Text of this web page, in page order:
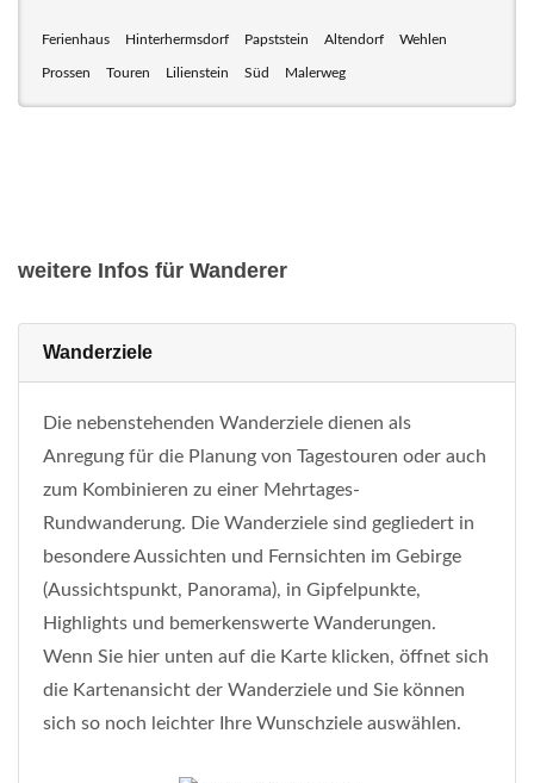
Ferienhaus Hinterhermsdorf Papststein Altendorf Wehlen
Prossen Touren Lilienstein Süd Malerweg
weitere Infos für Wanderer
Wanderziele
Die nebenstehenden Wanderziele dienen als
Anregung für die Planung von Tagestouren oder auch
zum Kombinieren zu einer Mehrtages-
Rundwanderung. Die Wanderziele sind gegliedert in
besondere Aussichten und Fernsichten im Gebirge
(Aussichtspunkt, Panorama), in Gipfelpunkte,
Highlights und bemerkenswerte Wanderungen.
Wenn Sie hier unten auf die Karte klicken, öffnet sich
die Kartenansicht der Wanderziele und Sie können
sich so noch leichter Ihre Wunschziele auswählen.